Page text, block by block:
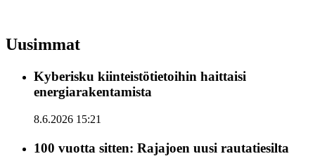
Uusimmat
Kyberisku kiinteistötietoihin haittaisi
energiarakentamista
8.6.2026 15:21
100 vuotta sitten: Rajajoen uusi rautatiesilta